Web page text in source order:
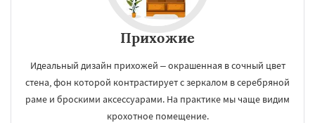
Прихожие
Идеальный дизайн прихожей – окрашенная в сочный цвет
стена, фон которой контрастирует с зеркалом в серебряной
раме и броскими аксессуарами. На практике мы чаще видим
крохотное помещение.